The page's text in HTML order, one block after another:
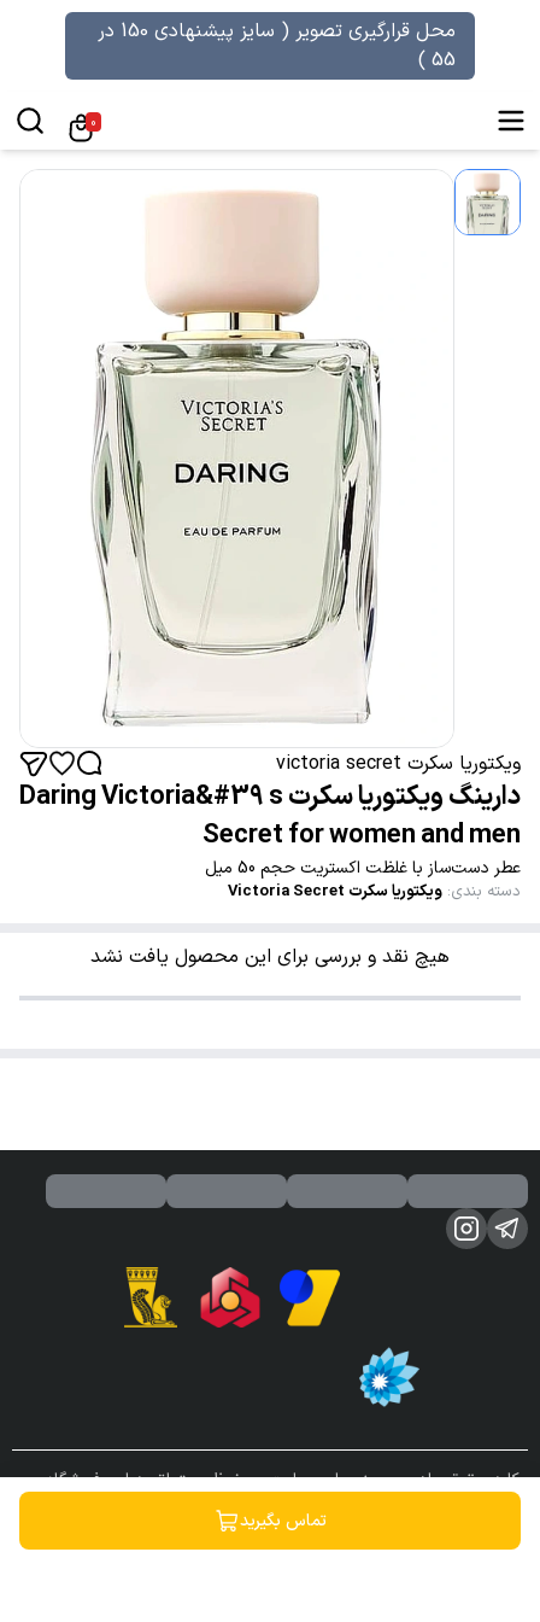
محل قرارگیری تصویر ( سایز پیشنهادی 150 در
55 )
0
ویکتوریا سکرت victoria secret
دارینگ ویکتوریا سکرت Daring Victoria&#39 s
Secret for women and men
عطر دست‌ساز با غلظت اکستریت حجم 50 میل
دسته بندی: ویکتوریا سکرت Victoria Secret
تماس بگیرید
هیچ نقد و بررسی برای این محصول یافت نشد
کلیه حقوق مادی و معنوی این سایت محفوظ و متعلق به این فروشگاه می